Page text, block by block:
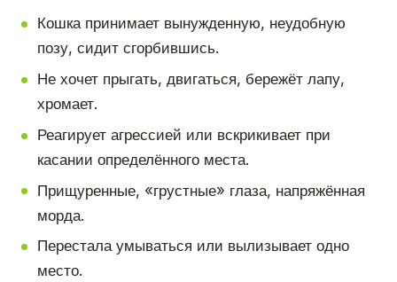
Кошка принимает вынужденную, неудобную
позу, сидит сгорбившись.
Не хочет прыгать, двигаться, бережёт лапу,
хромает.
Реагирует агрессией или вскрикивает при
касании определённого места.
Прищуренные, «грустные» глаза, напряжённая
морда.
Перестала умываться или вылизывает одно
место.